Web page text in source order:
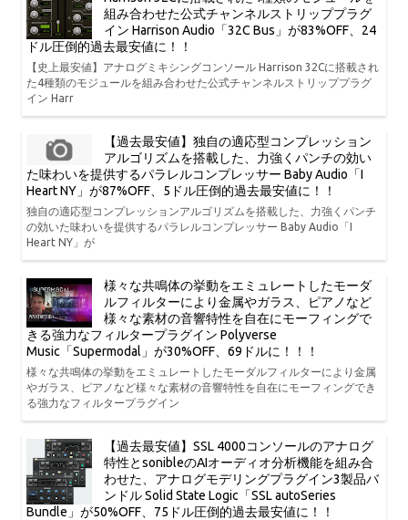
組み合わせた公式チャンネルストリッププラグ
イン Harrison Audio「32C Bus」が83%OFF、24
ドル圧倒的過去最安値に！！
【史上最安値】アナログミキシングコンソール Harrison 32Cに搭載され
た4種類のモジュールを組み合わせた公式チャンネルストリッププラグ
イン Harr
【過去最安値】独自の適応型コンプレッション
アルゴリズムを搭載した、力強くパンチの効い
た味わいを提供するパラレルコンプレッサー Baby Audio「I
Heart NY」が87%OFF、5ドル圧倒的過去最安値に！！
独自の適応型コンプレッションアルゴリズムを搭載した、力強くパンチ
の効いた味わいを提供するパラレルコンプレッサー Baby Audio「I
Heart NY」が
様々な共鳴体の挙動をエミュレートしたモーダ
ルフィルターにより金属やガラス、ピアノなど
様々な素材の音響特性を自在にモーフィングで
きる強力なフィルタープラグイン Polyverse
Music「Supermodal」が30%OFF、69ドルに！！！
様々な共鳴体の挙動をエミュレートしたモーダルフィルターにより金属
やガラス、ピアノなど様々な素材の音響特性を自在にモーフィングでき
る強力なフィルタープラグイン
【過去最安値】SSL 4000コンソールのアナログ
特性とsonibleのAIオーディオ分析機能を組み合
わせた、アナログモデリングプラグイン3製品バ
ンドル Solid State Logic「SSL autoSeries
Bundle」が50%OFF、75ドル圧倒的過去最安値に！！